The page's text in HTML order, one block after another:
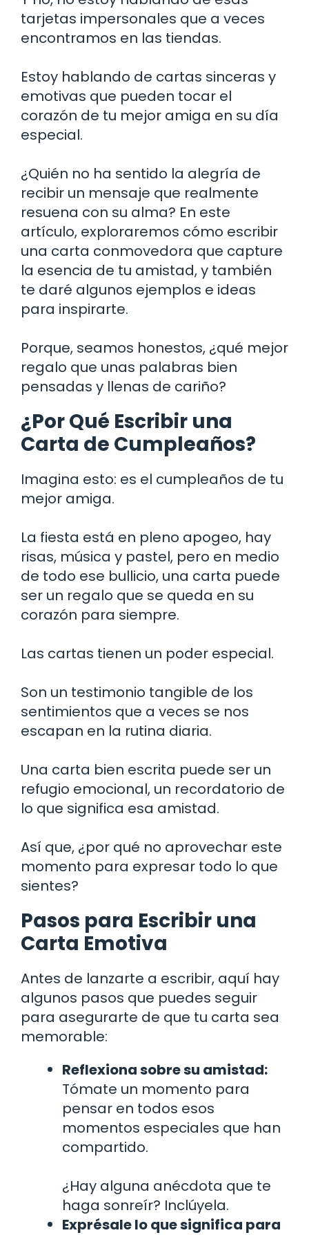
tarjetas impersonales que a veces
encontramos en las tiendas.
Estoy hablando de cartas sinceras y
emotivas que pueden tocar el
corazón de tu mejor amiga en su día
especial.
¿Quién no ha sentido la alegría de
recibir un mensaje que realmente
resuena con su alma? En este
artículo, exploraremos cómo escribir
una carta conmovedora que capture
la esencia de tu amistad, y también
te daré algunos ejemplos e ideas
para inspirarte.
Porque, seamos honestos, ¿qué mejor
regalo que unas palabras bien
pensadas y llenas de cariño?
¿Por Qué Escribir una
Carta de Cumpleaños?
Imagina esto: es el cumpleaños de tu
mejor amiga.
La fiesta está en pleno apogeo, hay
risas, música y pastel, pero en medio
de todo ese bullicio, una carta puede
ser un regalo que se queda en su
corazón para siempre.
Las cartas tienen un poder especial.
Son un testimonio tangible de los
sentimientos que a veces se nos
escapan en la rutina diaria.
Una carta bien escrita puede ser un
refugio emocional, un recordatorio de
lo que significa esa amistad.
Así que, ¿por qué no aprovechar este
momento para expresar todo lo que
sientes?
Pasos para Escribir una
Carta Emotiva
Antes de lanzarte a escribir, aquí hay
algunos pasos que puedes seguir
para asegurarte de que tu carta sea
memorable:
Reflexiona sobre su amistad:
Tómate un momento para
pensar en todos esos
momentos especiales que han
compartido.
¿Hay alguna anécdota que te
haga sonreír? Inclúyela.
Exprésale lo que significa para